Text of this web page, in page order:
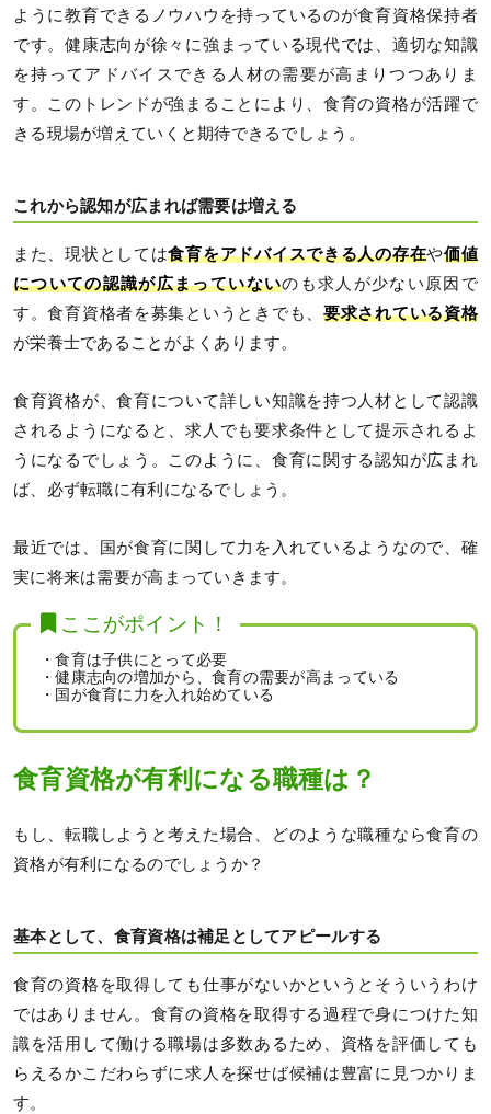
ように教育できるノウハウを持っているのが食育資格保持者
です。健康志向が徐々に強まっている現代では、適切な知識
を持ってアドバイスできる人材の需要が高まりつつありま
す。このトレンドが強まることにより、食育の資格が活躍で
きる現場が増えていくと期待できるでしょう。
これから認知が広まれば需要は増える
また、現状としては食育をアドバイスできる人の存在や価値
についての認識が広まっていないのも求人が少ない原因で
す。食育資格者を募集というときでも、 要求されている資格
が栄養士であることがよくあります。
食育資格が、食育について詳しい知識を持つ人材として認識
されるようになると、求人でも要求条件として提示されるよ
うになるでしょう。このように、食育に関する認知が広まれ
ば、必ず転職に有利になるでしょう。
最近では、国が食育に関して力を入れているようなので、確
実に将来は需要が高まっていきます。
ここがポイント！
・食育は子供にとって必要
・健康志向の増加から、食育の需要が高まっている
・国が食育に力を入れ始めている
食育資格が有利になる職種は？
もし、転職しようと考えた場合、どのような職種なら食育の
資格が有利になるのでしょうか？
基本として、食育資格は補足としてアピールする
食育の資格を取得しても仕事がないかというとそういうわけ
ではありません。食育の資格を取得する過程で身につけた知
識を活用して働ける職場は多数あるため、資格を評価しても
らえるかこだわらずに求人を探せば候補は豊富に見つかりま
す。